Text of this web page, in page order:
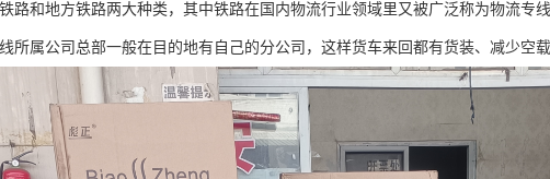
路和地方铁路两大种类，其中铁路在国内物流行业领域里又被广泛称为物流专
所属公司总部一般在目的地有自己的分公司，这样货车来回都有货装、减少空